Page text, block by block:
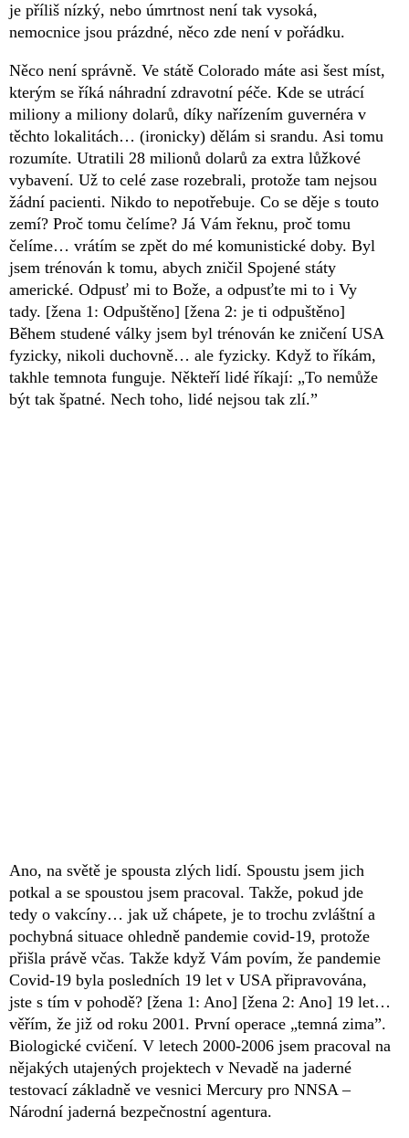
je příliš nízký, nebo úmrtnost není tak vysoká,
nemocnice jsou prázdné, něco zde není v pořádku.
Něco není správně. Ve státě Colorado máte asi šest míst,
kterým se říká náhradní zdravotní péče. Kde se utrácí
miliony a miliony dolarů, díky nařízením guvernéra v
těchto lokalitách… (ironicky) dělám si srandu. Asi tomu
rozumíte. Utratili 28 milionů dolarů za extra lůžkové
vybavení. Už to celé zase rozebrali, protože tam nejsou
žádní pacienti. Nikdo to nepotřebuje. Co se děje s touto
zemí? Proč tomu čelíme? Já Vám řeknu, proč tomu
čelíme… vrátím se zpět do mé komunistické doby. Byl
jsem trénován k tomu, abych zničil Spojené státy
americké. Odpusť mi to Bože, a odpusťte mi to i Vy
tady. [žena 1: Odpuštěno] [žena 2: je ti odpuštěno]
Během studené války jsem byl trénován ke zničení USA
fyzicky, nikoli duchovně… ale fyzicky. Když to říkám,
takhle temnota funguje. Někteří lidé říkají: „To nemůže
být tak špatné. Nech toho, lidé nejsou tak zlí.”
Ano, na světě je spousta zlých lidí. Spoustu jsem jich
potkal a se spoustou jsem pracoval. Takže, pokud jde
tedy o vakcíny… jak už chápete, je to trochu zvláštní a
pochybná situace ohledně pandemie covid-19, protože
přišla právě včas. Takže když Vám povím, že pandemie
Covid-19 byla posledních 19 let v USA připravována,
jste s tím v pohodě? [žena 1: Ano] [žena 2: Ano] 19 let…
věřím, že již od roku 2001. První operace „temná zima”.
Biologické cvičení. V letech 2000-2006 jsem pracoval na
nějakých utajených projektech v Nevadě na jaderné
testovací základně ve vesnici Mercury pro NNSA –
Národní jaderná bezpečnostní agentura.